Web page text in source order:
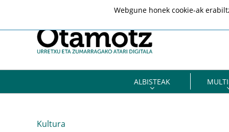
ALBISTEAK
Kultura
Webgune honek cookie-ak